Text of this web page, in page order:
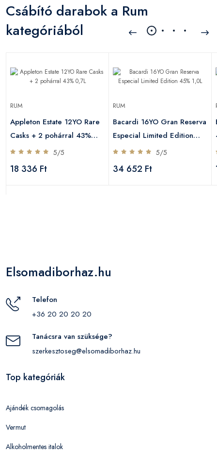
Csábító darabok a Rum
kategóriából
RUM
Appleton Estate 12YO Rare
Casks + 2 pohárral 43%
0,7L
5/5
18 336 Ft
RUM
Bacardi 16YO Gran Reserva
Especial Limited Edition
45% 1,0L
5/5
34 652 Ft
Elsomadiborhaz.hu
Telefon
+36 20 20 20 20
Tanácsra van szüksége?
szerkesztoseg@elsomadiborhaz.hu
Top kategóriák
Ajándék csomagolás
Vermut
Alkoholmentes italok